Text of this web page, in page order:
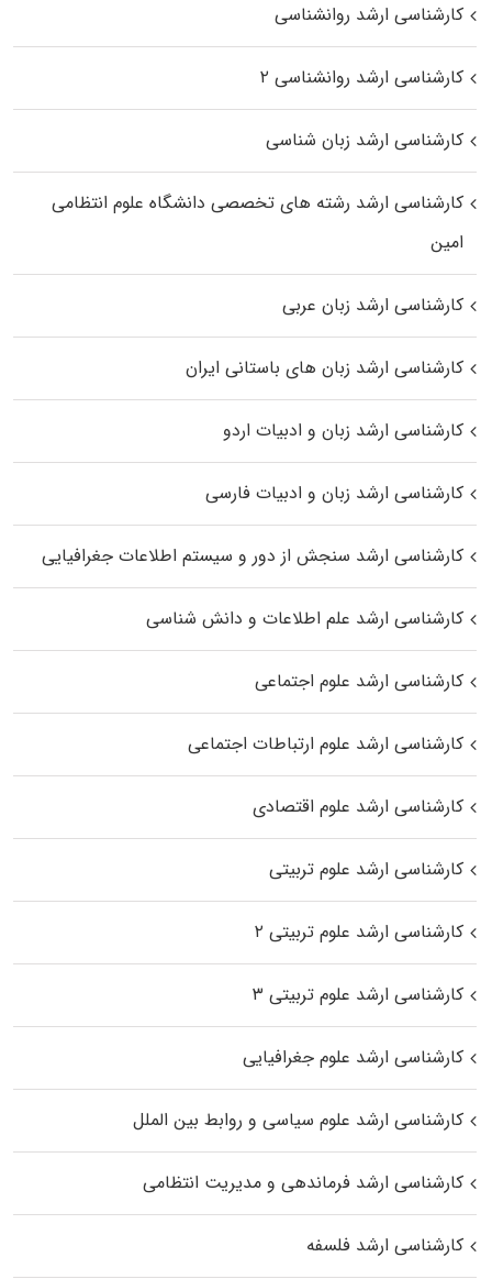
کارشناسی ارشد روانشناسی
کارشناسی ارشد روانشناسی ۲
کارشناسی ارشد زبان شناسی
کارشناسی ارشد رﺷﺘﻪ ﻫﺎی تخصصی داﻧﺸﮕﺎه ﻋﻠﻮم انتظامی
اﻣﻴﻦ
کارشناسی ارشد زبان عربی
کارشناسی ارشد زبان‌ های باستانی ایران
کارشناسی ارشد زبان و ادبیات اردو
کارشناسی ارشد زبان و ادبیات فارسی
کارشناسی ارشد سنجش از دور و سیستم اطلاعات جغرافیایی
کارشناسی ارشد علم اطلاعات و دانش شناسی
کارشناسی ارشد علوم اجتماعی
کارشناسی ارشد علوم ارتباطات اجتماعی
کارشناسی ارشد علوم اقتصادی
کارشناسی ارشد علوم تربیتی
کارشناسی ارشد علوم تربیتی ۲
کارشناسی ارشد علوم تربیتی ۳
کارشناسی ارشد علوم جغرافیایی
کارشناسی ارشد علوم سیاسی و روابط بین الملل
کارشناسی ارشد فرماندهی و مدیریت انتظامی
کارشناسی ارشد فلسفه